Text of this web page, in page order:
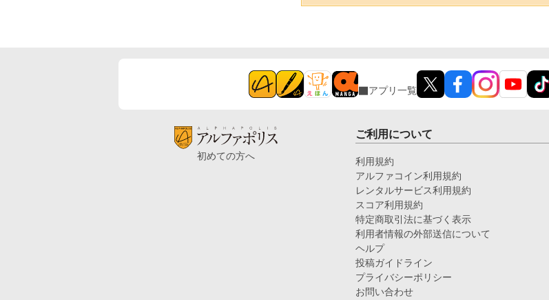
アプリ一覧
初めての方へ
ご利用について
利用規約
アルファコイン利用規約
レンタルサービス利用規約
スコア利用規約
特定商取引法に基づく表示
利用者情報の外部送信について
ヘルプ
投稿ガイドライン
プライバシーポリシー
お問い合わせ